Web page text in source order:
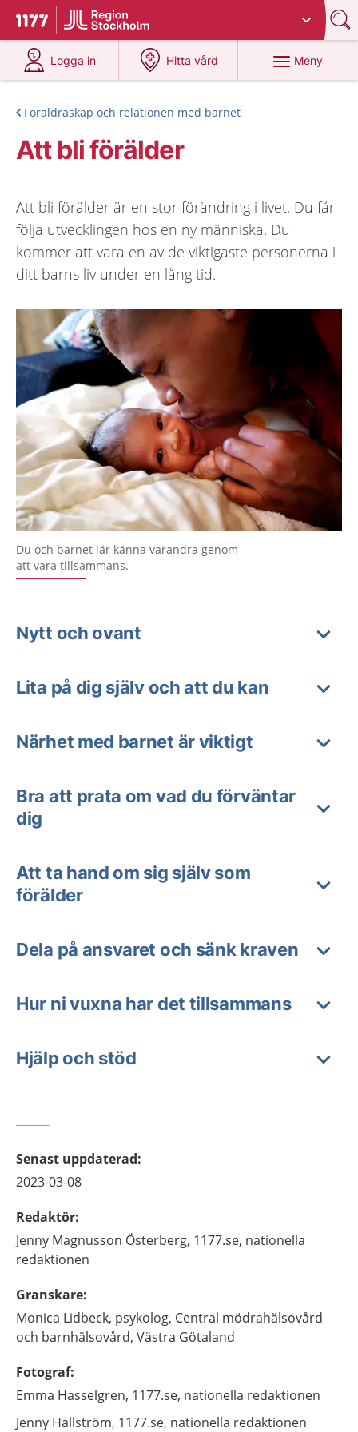
Till startsidan för 1177
Du har valt region
Logga in
på 1177.se
Hitta vård
på 1177.se
Meny
Föräldraskap och relationen med barnet
Att bli förälder
Att bli förälder är en stor förändring i livet. Du får
följa utvecklingen hos en ny människa. Du
kommer att vara en av de viktigaste personerna i
ditt barns liv under en lång tid.
Du och barnet lär känna varandra genom
att vara tillsammans.
Nytt och ovant
Lita på dig själv och att du kan
Närhet med barnet är viktigt
Bra att prata om vad du förväntar
dig
Att ta hand om sig själv som
förälder
Dela på ansvaret och sänk kraven
Hur ni vuxna har det tillsammans
Hjälp och stöd
Senast uppdaterad:
2023-03-08
Redaktör:
Jenny Magnusson Österberg, 1177.se, nationella
redaktionen
Granskare:
Monica Lidbeck, psykolog, Central mödrahälsovård
och barnhälsovård, Västra Götaland
Fotograf:
Emma Hasselgren, 1177.se, nationella redaktionen
Jenny Hallström, 1177.se, nationella redaktionen